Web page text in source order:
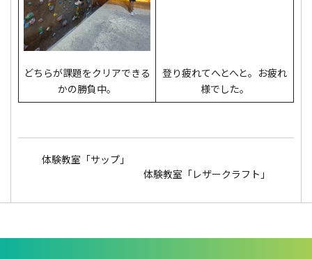
どちらが課題をクリアできる
かの勝負中。
登り疲れてへとへと。お疲れ
様でした。
体験教室「サップ」
体験教室「レザークラフト」